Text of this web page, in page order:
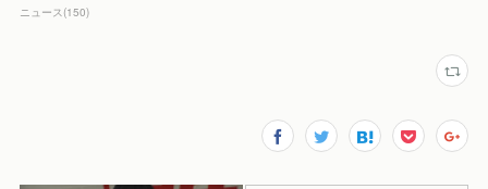
ニュース(150)